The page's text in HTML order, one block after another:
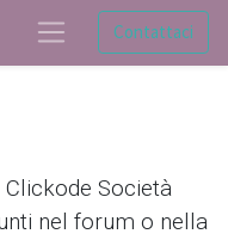
Contattaci
Società
nel forum o nella